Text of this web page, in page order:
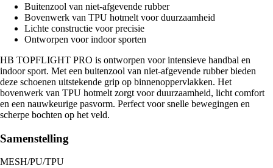
Buitenzool van niet-afgevende rubber
Bovenwerk van TPU hotmelt voor duurzaamheid
Lichte constructie voor precisie
Ontworpen voor indoor sporten
HB TOPFLIGHT PRO is ontworpen voor intensieve handbal en
indoor sport. Met een buitenzool van niet-afgevende rubber bieden
deze schoenen uitstekende grip op binnenoppervlakken. Het
bovenwerk van TPU hotmelt zorgt voor duurzaamheid, licht comfort
en een nauwkeurige pasvorm. Perfect voor snelle bewegingen en
scherpe bochten op het veld.
Samenstelling
MESH/PU/TPU